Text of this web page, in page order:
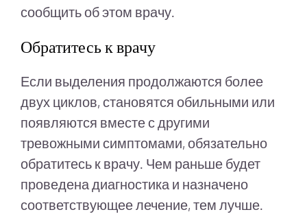
сообщить об этом врачу.
Обратитесь к врачу
Если выделения продолжаются более
двух циклов, становятся обильными или
появляются вместе с другими
тревожными симптомами, обязательно
обратитесь к врачу. Чем раньше будет
проведена диагностика и назначено
соответствующее лечение, тем лучше.